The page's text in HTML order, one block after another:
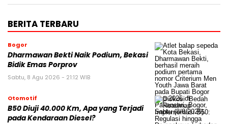
BERITA TERBARU
Bogor
Dharmawan Bekti Naik Podium, Bekasi
Bidik Emas Porprov
Sabtu, 8 Agu 2026 - 21:12 WIB
Otomotif
B50 Diuji 40.000 Km, Apa yang Terjadi
pada Kendaraan Diesel?